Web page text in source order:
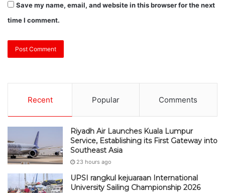
Save my name, email, and website in this browser for the next
time I comment.
Recent Popular Comments
Riyadh Air Launches Kuala Lumpur
Service, Establishing its First Gateway into
Southeast Asia
23 hours ago
UPSI rangkul kejuaraan International
University Sailing Championship 2026